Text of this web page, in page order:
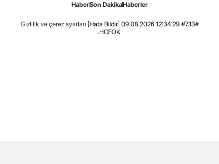
HaberSon DakikaHaberler
Gizlilik ve çerez ayarları [Hata Bildir] 09.08.2026 12:34:29 #7.13#
.HCFOK.